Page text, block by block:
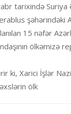
tarixində Suriya
şəhərindəki
15 nəfər
ölkəmizə
ki, Xarici İşlər
ölk